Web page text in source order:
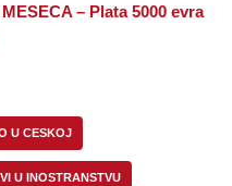
– Plata 5000 evra
U CESKOJ
U INOSTRANSTVU